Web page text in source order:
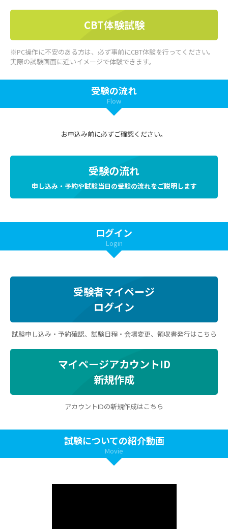
CBT体験試験
※PC操作に不安のある方は、必ず事前にCBT体験を行ってください。
実際の試験画面に近いイメージで体験できます。
受験の流れ
Flow
お申込み前に必ずご確認ください。
受験の流れ
申し込み・予約や試験当日の受験の流れをご説明します
ログイン
Login
受験者マイページ
ログイン
試験申し込み・予約確認、試験日程・会場変更、領収書発行はこちら
マイページアカウントID
新規作成
アカウントIDの新規作成はこちら
試験についての紹介動画
Movie